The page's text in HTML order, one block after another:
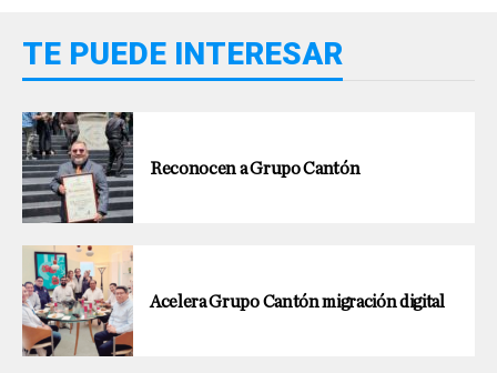
TE PUEDE INTERESAR
Reconocen a Grupo Cantón
Acelera Grupo Cantón migración digital